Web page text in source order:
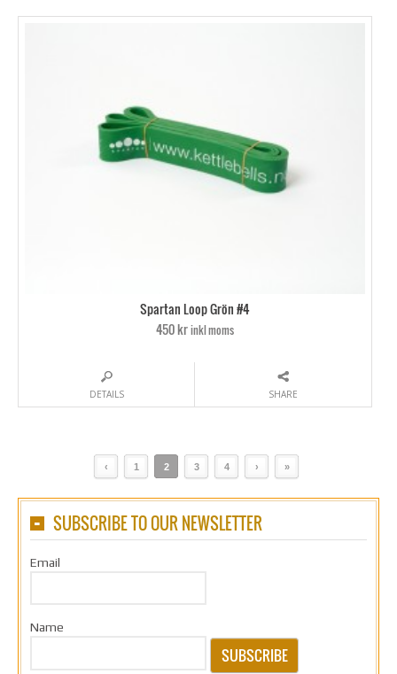
Spartan Loop Grön #4
450 krinkl moms
DETAILS SHARE
‹ 1 2 3 4 › »
SUBSCRIBE TO OUR NEWSLETTER
Email
Name
SUBSCRIBE